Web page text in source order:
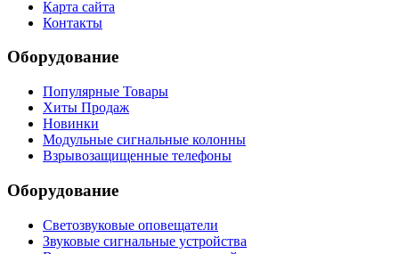
Карта сайта
Контакты
Оборудование
Популярные Товары
Хиты Продаж
Новинки
Модульные сигнальные колонны
Взрывозащищенные телефоны
Оборудование
Светозвуковые оповещатели
Звуковые сигнальные устройства